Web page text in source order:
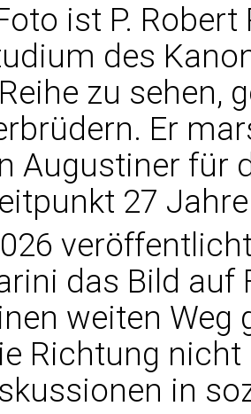
ist P.
des
zu sehen,
Er
Augustiner für
27
das Bild
weiten
Richtung nicht
in